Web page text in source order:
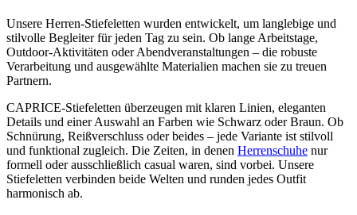
Unsere Herren-Stiefeletten wurden entwickelt, um langlebige und
stilvolle Begleiter für jeden Tag zu sein. Ob lange Arbeitstage,
Outdoor-Aktivitäten oder Abendveranstaltungen – die robuste
Verarbeitung und ausgewählte Materialien machen sie zu treuen
Partnern.
CAPRICE-Stiefeletten überzeugen mit klaren Linien, eleganten
Details und einer Auswahl an Farben wie Schwarz oder Braun. Ob
Schnürung, Reißverschluss oder beides – jede Variante ist stilvoll
und funktional zugleich. Die Zeiten, in denen Herrenschuhe nur
formell oder ausschließlich casual waren, sind vorbei. Unsere
Stiefeletten verbinden beide Welten und runden jedes Outfit
harmonisch ab.